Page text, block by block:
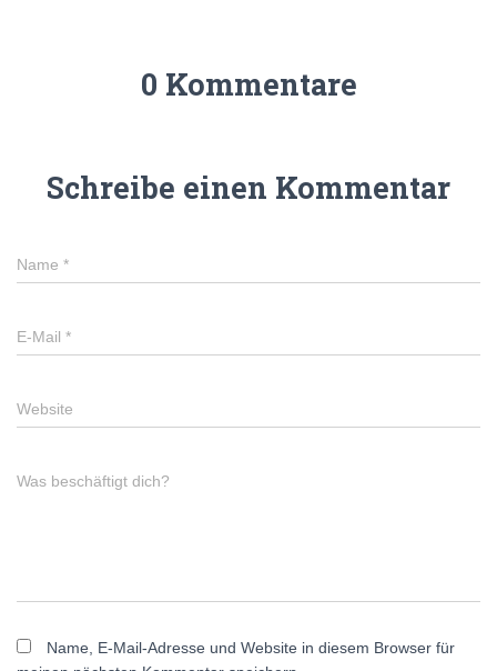
0 Kommentare
Schreibe einen Kommentar
Name *
E-Mail *
Website
Was beschäftigt dich?
Name, E-Mail-Adresse und Website in diesem Browser für